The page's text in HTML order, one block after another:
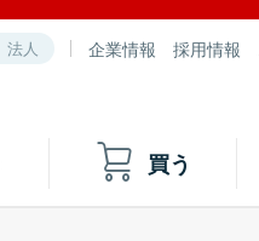
法人 企業情報 採用情報
買う